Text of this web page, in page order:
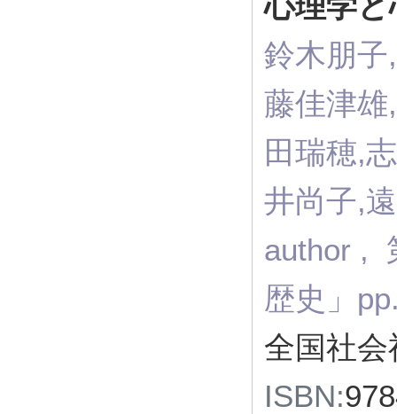
鈴木朋
藤佳津
田瑞穂,
井尚子,
author ,
歴史」
全国社
ISBN: